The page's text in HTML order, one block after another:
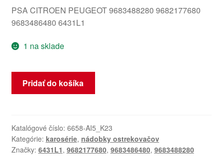
PSA CITROEN PEUGEOT 9683488280 9682177680
9683486480 6431L1
1 na sklade
množstvo
Nádobka
C5
X7
9683488280
Pridať do košíka
Katalógové číslo: 6658-AI5_K23
Kategórie: karosérie, nádobky ostrekovačov
Značky: 6431L1, 9682177680, 9683486480, 9683488280